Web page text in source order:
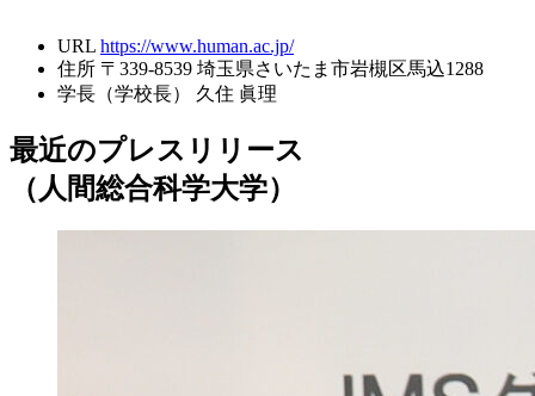
URL https://www.human.ac.jp/
住所 〒339-8539 埼玉県さいたま市岩槻区馬込1288
学長（学校長）
久住 眞理
最近のプレスリリース
（人間総合科学大学）